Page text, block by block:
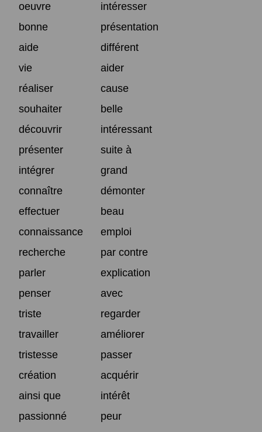
oeuvre
intéresser
bonne
présentation
aide
différent
vie
aider
réaliser
cause
souhaiter
belle
découvrir
intéressant
présenter
suite à
intégrer
grand
connaître
démonter
effectuer
beau
connaissance
emploi
recherche
par contre
parler
explication
penser
avec
triste
regarder
travailler
améliorer
tristesse
passer
création
acquérir
ainsi que
intérêt
passionné
peur